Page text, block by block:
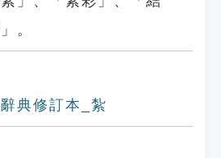
。
典修訂本_紮